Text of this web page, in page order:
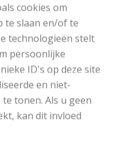
cookies om
te slaan en/of te
technologieën stelt
persoonlijke
ID's op deze site
en niet-
tonen. Als u geen
kan dit invloed